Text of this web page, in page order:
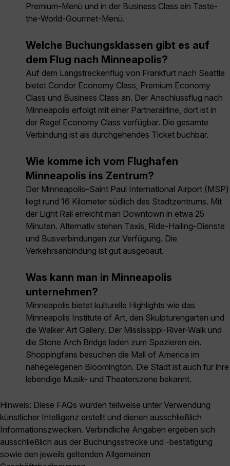
Premium-Menü und in der Business Class ein Taste-
the-World-Gourmet-Menü.
Welche Buchungsklassen gibt es auf
dem Flug nach Minneapolis?
Auf dem Langstreckenflug von Frankfurt nach Seattle
bietet Condor Economy Class, Premium Economy
Class und Business Class an. Der Anschlussflug nach
Minneapolis erfolgt mit einer Partnerairline, dort ist in
der Regel Economy Class verfügbar. Die gesamte
Verbindung ist als durchgehendes Ticket buchbar.
Wie komme ich vom Flughafen
Minneapolis ins Zentrum?
Der Minneapolis–Saint Paul International Airport (MSP)
liegt rund 16 Kilometer südlich des Stadtzentrums. Mit
der Light Rail erreicht man Downtown in etwa 25
Minuten. Alternativ stehen Taxis, Ride-Hailing-Dienste
und Busverbindungen zur Verfügung. Die
Verkehrsanbindung ist gut ausgebaut.
Was kann man in Minneapolis
unternehmen?
Minneapolis bietet kulturelle Highlights wie das
Minneapolis Institute of Art, den Skulpturengarten und
die Walker Art Gallery. Der Mississippi-River-Walk und
die Stone Arch Bridge laden zum Spazieren ein.
Shoppingfans besuchen die Mall of America im
nahegelegenen Bloomington. Die Stadt ist auch für ihre
lebendige Musik- und Theaterszene bekannt.
Hinweis: Diese FAQs wurden teilweise unter Verwendung
künstlicher Intelligenz erstellt und dienen ausschließlich
Informationszwecken. Verbindliche Angaben ergeben sich
ausschließlich aus der Buchungsstrecke und -bestätigung
sowie den jeweils geltenden Allgemeinen